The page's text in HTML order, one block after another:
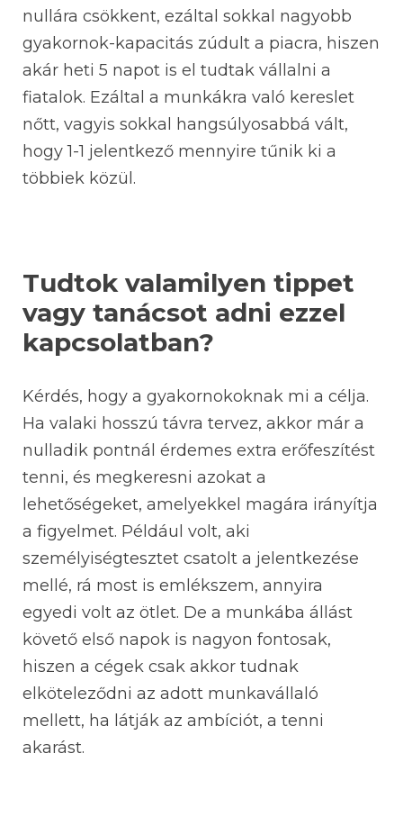
nullára csökkent, ezáltal sokkal nagyobb
gyakornok-kapacitás zúdult a piacra, hiszen
akár heti 5 napot is el tudtak vállalni a
fiatalok. Ezáltal a munkákra való kereslet
nőtt, vagyis sokkal hangsúlyosabbá vált,
hogy 1-1 jelentkező mennyire tűnik ki a
többiek közül.
Tudtok valamilyen tippet
vagy tanácsot adni ezzel
kapcsolatban?
Kérdés, hogy a gyakornokoknak mi a célja.
Ha valaki hosszú távra tervez, akkor már a
nulladik pontnál érdemes extra erőfeszítést
tenni, és megkeresni azokat a
lehetőségeket, amelyekkel magára irányítja
a figyelmet. Például volt, aki
személyiségtesztet csatolt a jelentkezése
mellé, rá most is emlékszem, annyira
egyedi volt az ötlet. De a munkába állást
követő első napok is nagyon fontosak,
hiszen a cégek csak akkor tudnak
elköteleződni az adott munkavállaló
mellett, ha látják az ambíciót, a tenni
akarást.